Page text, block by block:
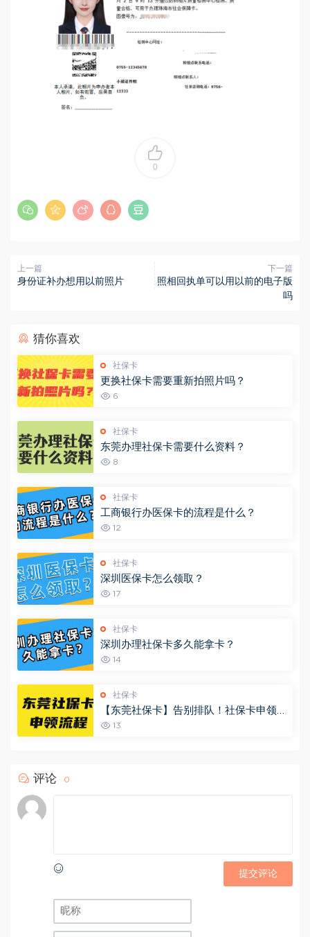
0
上一篇
身份证补办想用以前照片
下一篇
照相回执单可以用以前的电子版
吗
猜你喜欢
社保卡
更换社保卡需要重新拍照片吗？
6
社保卡
东莞办理社保卡需要什么资料？
8
社保卡
工商银行办医保卡的流程是什么？
12
社保卡
深圳医保卡怎么领取？
17
社保卡
深圳办理社保卡多久能拿卡？
14
社保卡
【东莞社保卡】告别排队！社保卡申领、
补换，手机上全搞定（附全流程）
13
评论 0
提交评论